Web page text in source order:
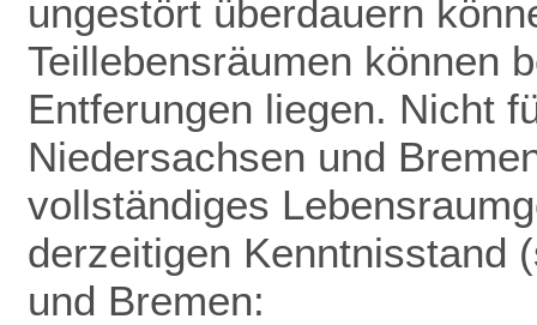
ungestört überdauern
Teillebensräumen können
Entferungen liegen. Nicht
Niedersachsen und
vollständiges
derzeitigen Kenntnisstand
und Bremen: